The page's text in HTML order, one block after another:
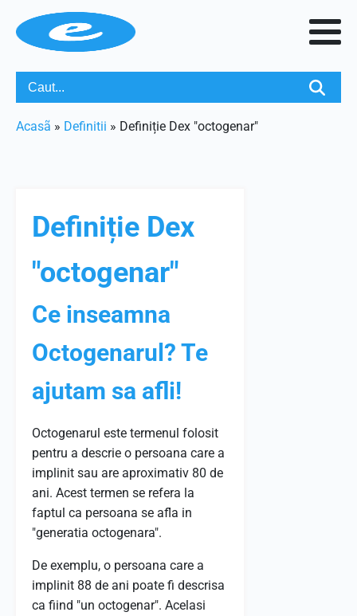
Acasã » Definitii » Definiție Dex "octogenar"
Definiție Dex
"octogenar"
Ce inseamna
Octogenarul? Te
ajutam sa afli!
Octogenarul este termenul folosit
pentru a descrie o persoana care a
implinit sau are aproximativ 80 de
ani. Acest termen se refera la
faptul ca persoana se afla in
"generatia octogenara".
De exemplu, o persoana care a
implinit 88 de ani poate fi descrisa
ca fiind "un octogenar". Acelasi